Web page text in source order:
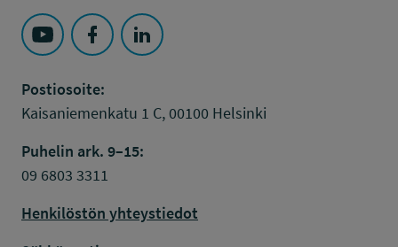
Seuraa Työsuojelurahasto kohteessa: YouTube
Seuraa Työsuojelurahasto kohteessa:
Seuraa Työsuojelurahasto kohteessa:
Postiosoite:
Kaisaniemenkatu 1 C, 00100 Helsinki
Puhelin ark. 9–15:
09 6803 3311
Henkilöstön yhteystiedot